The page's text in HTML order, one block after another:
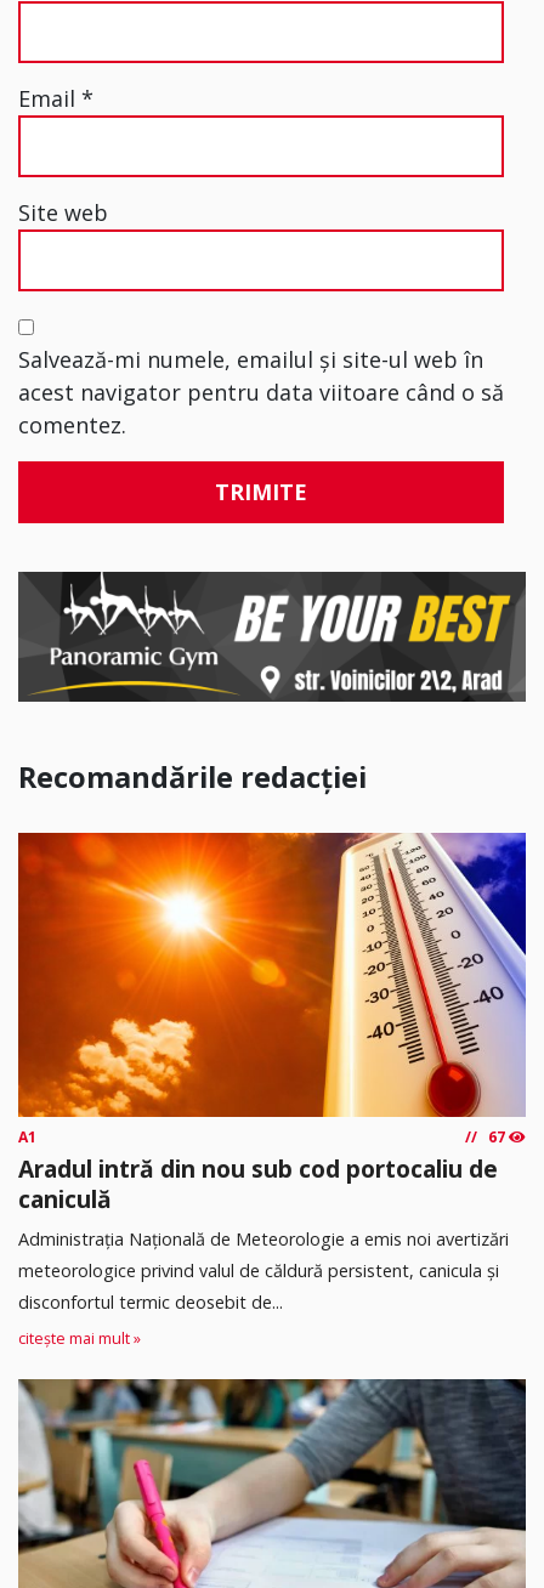
Email *
Site web
Salvează-mi numele, emailul și site-ul web în
acest navigator pentru data viitoare când o să
comentez.
Recomandările redacției
A1 67
Aradul intră din nou sub cod portocaliu de
caniculă
Administrația Națională de Meteorologie a emis noi avertizări
meteorologice privind valul de căldură persistent, canicula și
disconfortul termic deosebit de...
citește mai mult »